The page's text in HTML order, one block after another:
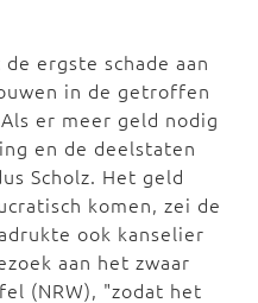
ergste schade aan
in de getroffen
er meer geld nodig
en de deelstaten
Scholz. Het geld
komen, zei de
ook kanselier
aan het zwaar
(NRW), "zodat het